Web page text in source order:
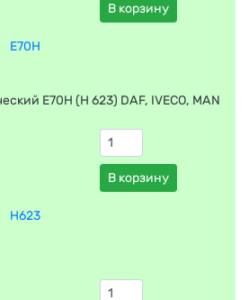
В корзину
E70H
E70H (H 623) DAF, IVECO, MAN
В корзину
H623